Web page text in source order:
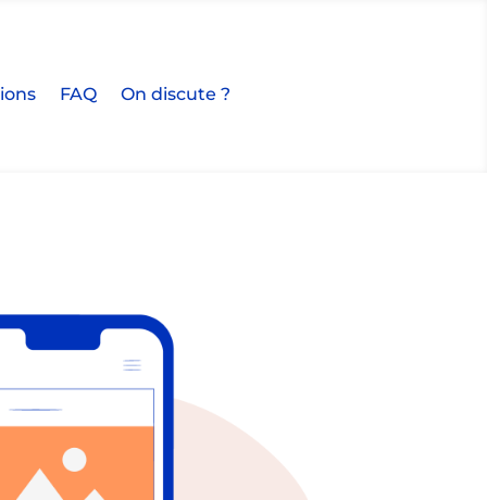
FAQ On discute ?